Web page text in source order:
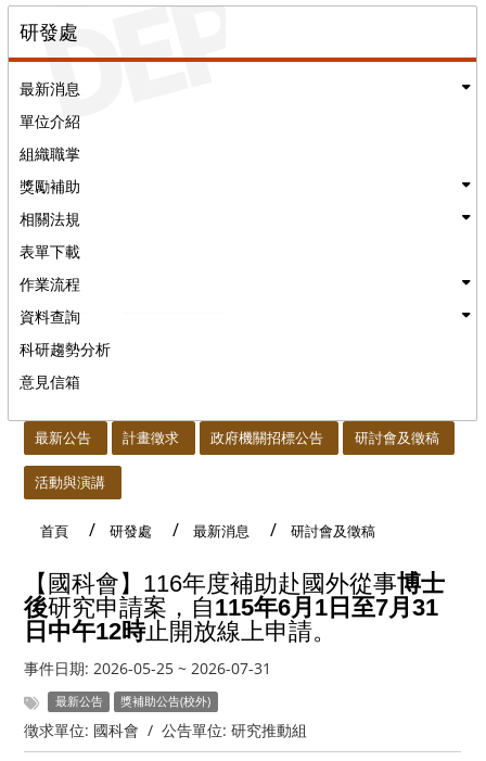
研發處
最新消息
單位介紹
組織職掌
獎勵補助
相關法規
表單下載
作業流程
資料查詢
科研趨勢分析
意見信箱
最新公告 計畫徵求 政府機關招標公告 研討會及徵稿
活動與演講
首頁 研發處 最新消息 研討會及徵稿
【國科會】116年度補助赴國外從事博士
後研究申請案，自115年6月1日至7月31
日中午12時止開放線上申請。
事件日期: 2026-05-25 ~ 2026-07-31
最新公告 獎補助公告(校外)
徵求單位: 國科會 / 公告單位: 研究推動組